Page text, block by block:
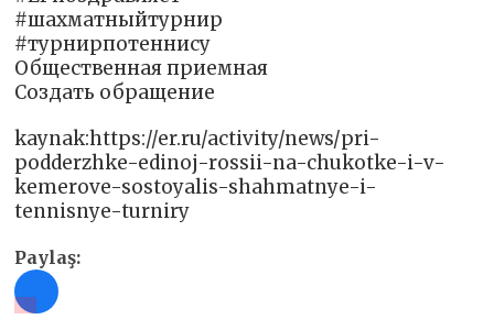
#шахматныйтурнир
#турнирпотеннису
Общественная приемная
Создать обращение
kaynak:https://er.ru/activity/news/pri-
podderzhke-edinoj-rossii-na-chukotke-i-v-
kemerove-sostoyalis-shahmatnye-i-
tennisnye-turniry
Paylaş: